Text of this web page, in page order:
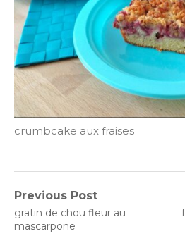
crumbcake aux fraises
Navigation
de
Previous Post
Previous
post:
gratin de chou fleur au
mascarpone